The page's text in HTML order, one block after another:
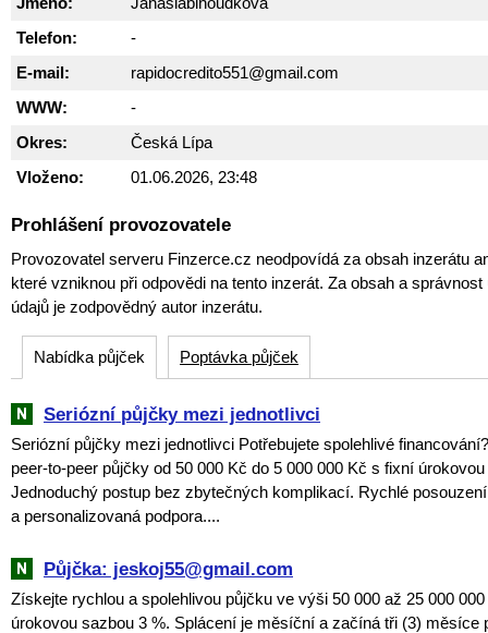
Telefon:
-
E-mail:
rapidocredito551@gmail.com
WWW:
-
Okres:
Česká Lípa
Vloženo:
01.06.2026, 23:48
Prohlášení provozovatele
Provozovatel serveru Finzerce.cz neodpovídá za obsah inzerátu
které vzniknou při odpovědi na tento inzerát. Za obsah a
údajů je zodpovědný autor inzerátu.
Nabídka půjček Poptávka půjček
Seriózní půjčky mezi jednotlivci
Seriózní půjčky mezi jednotlivci Potřebujete spolehlivé
peer-to-peer půjčky od 50 000 Kč do 5 000 000 Kč s fixní
Jednoduchý postup bez zbytečných komplikací. Rychlé
a personalizovaná podpora....
Půjčka: jeskoj55@gmail.com
Získejte rychlou a spolehlivou půjčku ve výši 50 000 až 25 000
úrokovou sazbou 3 %. Splácení je měsíční a začíná tři (3) měsíce